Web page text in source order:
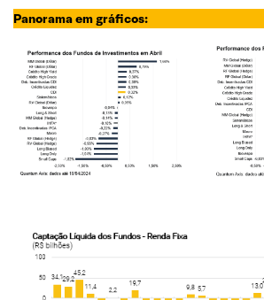
Panorama em gráficos: